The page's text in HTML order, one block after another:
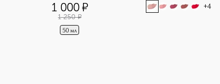
1 000¤
1 250 ¤
50 мл
+4